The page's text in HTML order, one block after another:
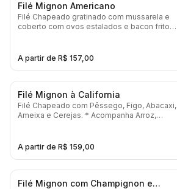
Filé Mignon Americano
Filé Chapeado gratinado com mussarela e
coberto com ovos estalados e bacon frito. *
A partir de R$ 157,00
Filé Mignon à California
Filé Chapeado com Pêssego, Figo, Abacaxi,
Ameixa e Cerejas. * Acompanha Arroz,
A partir de R$ 159,00
Filé Mignon com Champignon e